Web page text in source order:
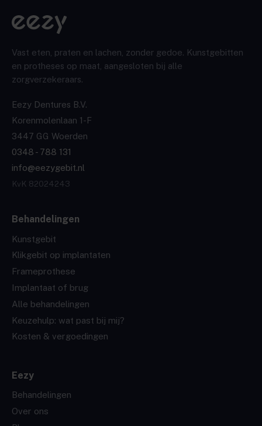
Vast eten, praten en lachen, zonder gedoe. Kunstgebitten
en protheses op maat, aangesloten bij alle
zorgverzekeraars.
Eezy Dentures B.V.
Korenmolenlaan 1-F
3447 GG Woerden
0348 - 788 131
info@eezygebit.nl
KvK 82024243
Behandelingen
Kunstgebit
Klikgebit op implantaten
Frameprothese
Implantaat of brug
Alle behandelingen
Keuzehulp: wat past bij mij?
Kosten & vergoedingen
Eezy
Behandelingen
Over ons